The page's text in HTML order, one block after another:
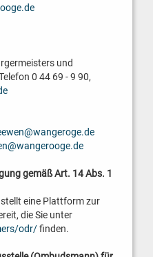
und
0 44 69 - 9 90,
gemäß Art. 14 Abs. 1
eine Plattform zur
die Sie unter
odr/finden.